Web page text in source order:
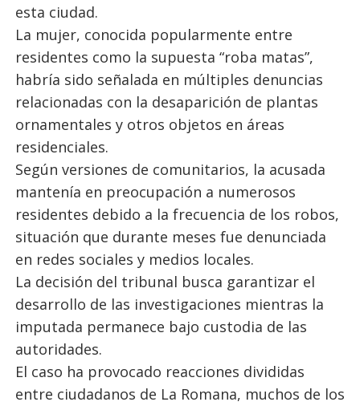
esta ciudad.
La mujer, conocida popularmente entre
residentes como la supuesta “roba matas”,
habría sido señalada en múltiples denuncias
relacionadas con la desaparición de plantas
ornamentales y otros objetos en áreas
residenciales.
Según versiones de comunitarios, la acusada
mantenía en preocupación a numerosos
residentes debido a la frecuencia de los robos,
situación que durante meses fue denunciada
en redes sociales y medios locales.
La decisión del tribunal busca garantizar el
desarrollo de las investigaciones mientras la
imputada permanece bajo custodia de las
autoridades.
El caso ha provocado reacciones divididas
entre ciudadanos de La Romana, muchos de los